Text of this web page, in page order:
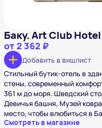
Баку. Art Club
от 2 362 ₽
Добавить в вишлист
Стильный бутик-отель в
стены, современный
361 м до моря. Шведский
Девичья башня, Музей
место, чтобы влюбиться в
Смотреть в магазине